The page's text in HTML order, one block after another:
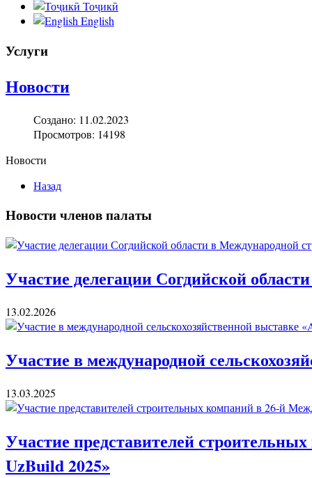
Тоҷикӣ
English
Услуги
Новости
Создано: 11.02.2023
Просмотров: 14198
Новости
Назад
Новости членов палаты
Участие делегации Согдийской
13.02.2026
Участие в международной
13.03.2025
Участие представителей
UzBuild 2025»